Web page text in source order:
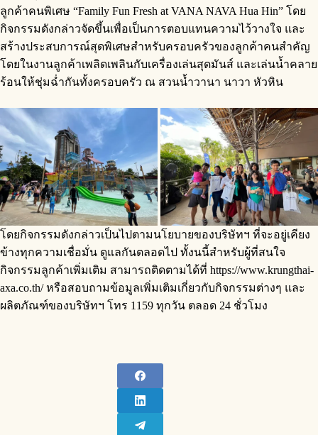
ลูกค้าคนพิเศษ “Family Fun Fresh at VANA NAVA Hua Hin” โดย
กิจกรรมดังกล่าวจัดขึ้นเพื่อเป็นการตอบแทนความไว้วางใจ และ
สร้างประสบการณ์สุดพิเศษสำหรับครอบครัวของลูกค้าคนสำคัญ
โดยในงานลูกค้าเพลิดเพลินกับเครื่องเล่นสุดมันส์ และเล่นน้ำคลาย
ร้อนให้ชุ่มฉ่ำกันทั้งครอบครัว ณ สวนน้ำวานา นาวา หัวหิน
โดยกิจกรรมดังกล่าวเป็นไปตามนโยบายของบริษัทฯ ที่จะอยู่เคียง
ข้างทุกความเชื่อมั่น ดูแลกันตลอดไป ทั้งนนี้สำหรับผู้ที่สนใจ
กิจกรรมลูกค้าเพิ่มเติม สามารถติดตามได้ที่ https://www.krungthai-
axa.co.th/ หรือสอบถามข้อมูลเพิ่มเติมเกี่ยวกับกิจกรรมต่างๆ และ
ผลิตภัณฑ์ของบริษัทฯ โทร 1159 ทุกวัน ตลอด 24 ชั่วโมง